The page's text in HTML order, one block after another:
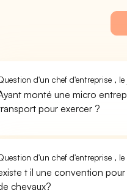
d'un chef d'entreprise ,
monté une micro
pour exercer ?
d'un chef d'entreprise ,
t il une convention
chevaux?